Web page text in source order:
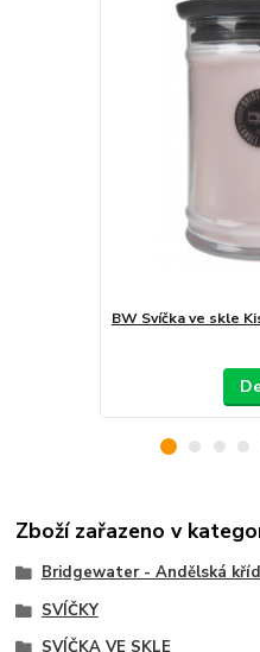
BW Svíčka ve skle
Zboží zařazeno v
Bridgewater - Andělská
SVÍČKY
SVÍČKA VE SKLE